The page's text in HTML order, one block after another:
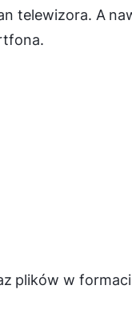
telewizora. A
plików w